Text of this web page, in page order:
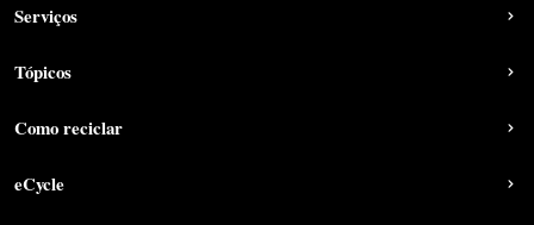
Serviços
Tópicos
Como reciclar
eCycle